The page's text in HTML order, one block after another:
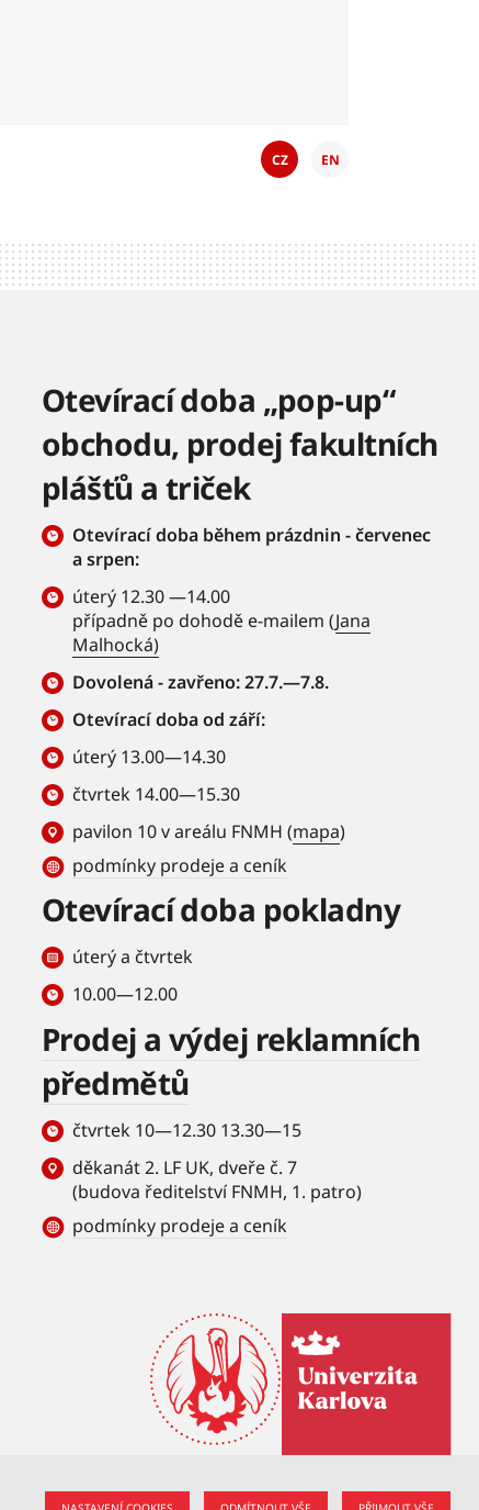
CZ EN
Otevírací doba „pop-up“
obchodu, prodej fakultních
plášťů a triček
Otevírací doba během prázdnin - červenec
a srpen:
úterý 12.30 —14.00
případně po dohodě e-mailem (Jana
Malhocká)
Dovolená - zavřeno: 27.7.—7.8.
Otevírací doba od září:
úterý 13.00—14.30
čtvrtek 14.00—15.30
pavilon 10 v areálu FNMH (mapa)
podmínky prodeje a ceník
Otevírací doba pokladny
úterý a čtvrtek
10.00—12.00
Prodej a výdej reklamních
předmětů
čtvrtek 10—12.30 13.30—15
děkanát 2. LF UK, dveře č. 7
(budova ředitelství FNMH, 1. patro)
podmínky prodeje a ceník